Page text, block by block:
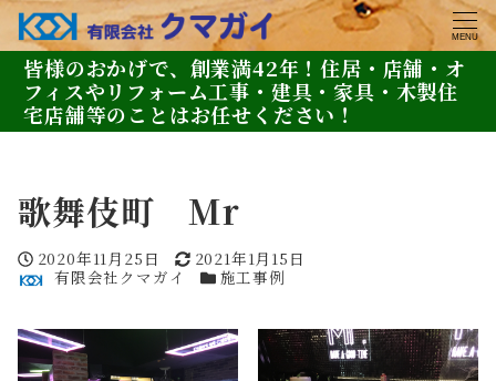
MENU
皆様のおかげで、創業満42年！住居・店舗・オ
フィスやリフォーム工事・建具・家具・木製住
宅店舗等のことはお任せください！
歌舞伎町 Mr
投稿日
2020年11月25日 更新日
2021年1月15日
著者 有限会社クマガイ カテゴリー
施工事例